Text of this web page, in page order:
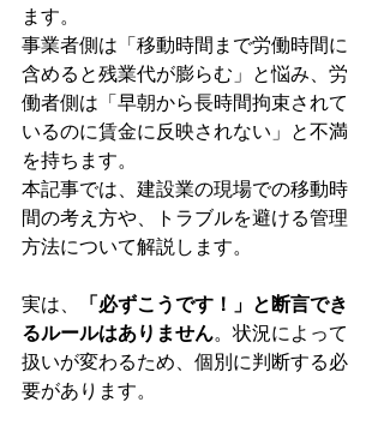
ます。
事業者側は「移動時間まで労働時間に
含めると残業代が膨らむ」と悩み、労
働者側は「早朝から長時間拘束されて
いるのに賃金に反映されない」と不満
を持ちます。
本記事では、建設業の現場での移動時
間の考え方や、トラブルを避ける管理
方法について解説します。
実は、
「必ずこうです！」と断言でき
るルールはありません。状況によって
扱いが変わるため、個別に判断する必
要があります。